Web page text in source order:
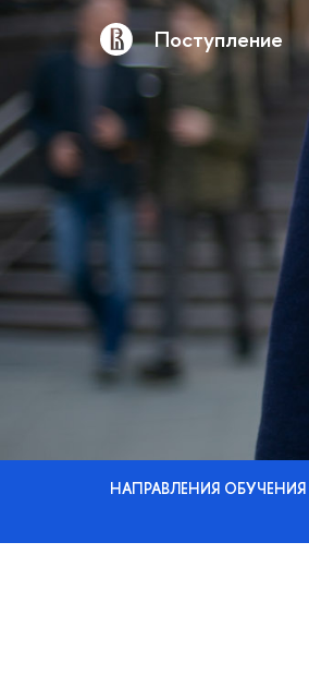
Поступление
НАПРАВЛЕНИЯ ОБУЧЕНИЯ